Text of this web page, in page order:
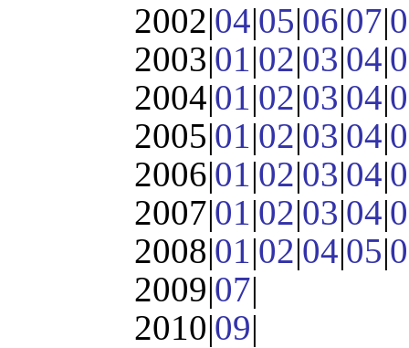
2002|04|05|06|07|
2003|01|02|03|04|
2004|01|02|03|04|
2005|01|02|03|04|
2006|01|02|03|04|
2007|01|02|03|04|
2008|01|02|04|05|
2009|07|
2010|09|